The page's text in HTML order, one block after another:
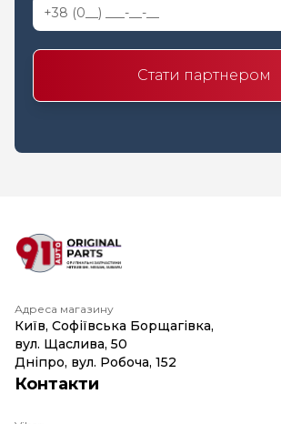
Стати партнером
Адреса магазину
Київ, Софіївська Борщагівка,
вул. Щаслива, 50
Дніпро, вул. Робоча, 152
Контакти